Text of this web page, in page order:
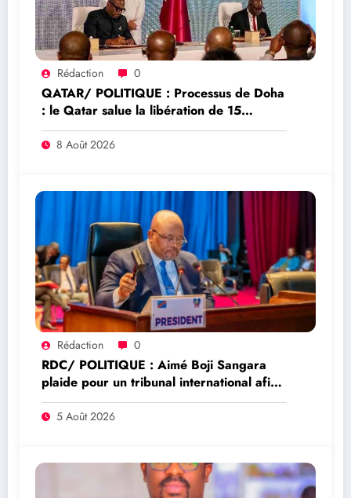
Rédaction 0
QATAR/ POLITIQUE : Processus de Doha
: le Qatar salue la libération de 15
détenus et leur transfert à l’AFC/M23
8 Août 2026
Rédaction 0
RDC/ POLITIQUE : Aimé Boji Sangara
plaide pour un tribunal international afin
de rendre justice aux victimes des conflits
en RDC
5 Août 2026